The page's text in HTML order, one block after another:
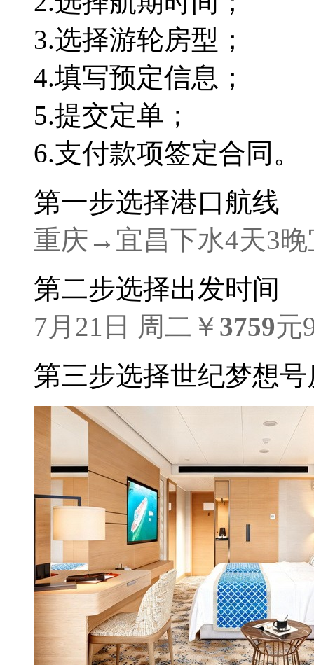
3.选择游轮房型；
4.填写预定信息；
5.提交定单；
6.支付款项签定合同。
第一步选择港口航线
重庆→宜昌下水4天3晚
第二步选择出发时间
7月21日 周二 ￥ 3759元
第三步选择世纪梦想号